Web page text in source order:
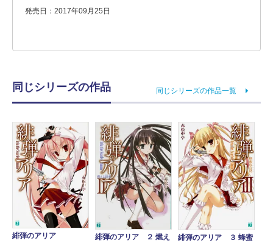
発売日：2017年09月25日
同じシリーズの作品 同じシリーズの作品一覧
緋弾のアリア
緋弾のアリア ２ 燃え
緋弾のアリア ３ 蜂蜜